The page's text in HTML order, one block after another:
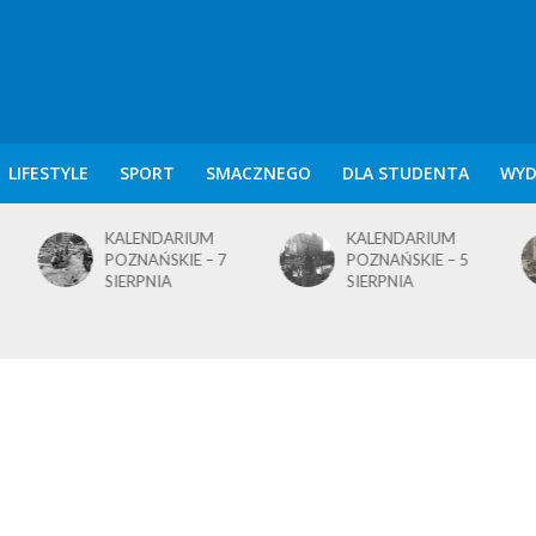
LIFESTYLE SPORT SMACZNEGO DLA STUDENTA
KALENDARIUM
POZNAŃSKIE – 7
SIERPNIA
KALENDARIUM
POZNAŃSKIE – 5
SIERPNIA